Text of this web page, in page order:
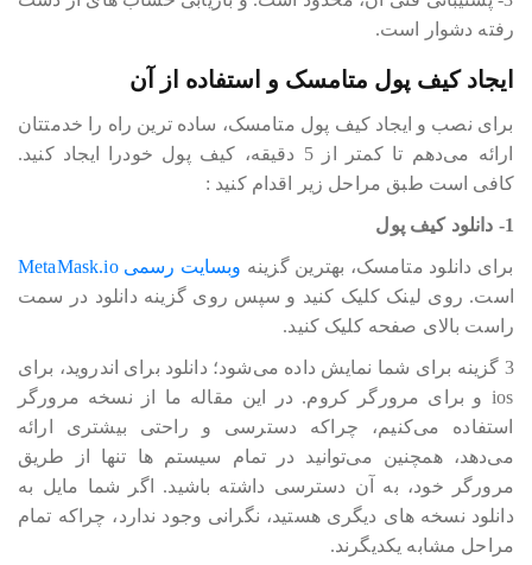
رفته دشوار است.
ایجاد کیف پول متامسک و استفاده از آن
برای نصب و ایجاد کیف پول متامسک، ساده ترین راه را خدمتتان
ارائه می‎‎‎‎‎‎دهم تا کمتر از 5 دقیقه، کیف پول خودرا ایجاد کنید.
کافی است طبق مراحل زیر اقدام کنید :
1- دانلود کیف پول
برای دانلود متامسک، بهترین گزینه وبسایت رسمی MetaMask.io
است. روی لینک کلیک کنید و سپس روی گزینه دانلود در سمت
راست بالای صفحه کلیک کنید.
3 گزینه برای شما نمایش داده می‎‎‎‎‎‎شود؛ دانلود برای اندروید، برای
ios و برای مرورگر کروم. در این مقاله ما از نسخه مرورگر
استفاده می‎‎‎‎‎‎کنیم، چراکه دسترسی و راحتی بیشتری ارائه
می‎‎‎‎‎‎دهد، همچنین می‎‎‎‎‎‎توانید در تمام سیستم ها تنها از طریق
مرورگر خود، به آن دسترسی داشته باشید. اگر شما مایل به
دانلود نسخه های دیگری هستید، نگرانی وجود ندارد، چراکه تمام
مراحل مشابه یکدیگرند.